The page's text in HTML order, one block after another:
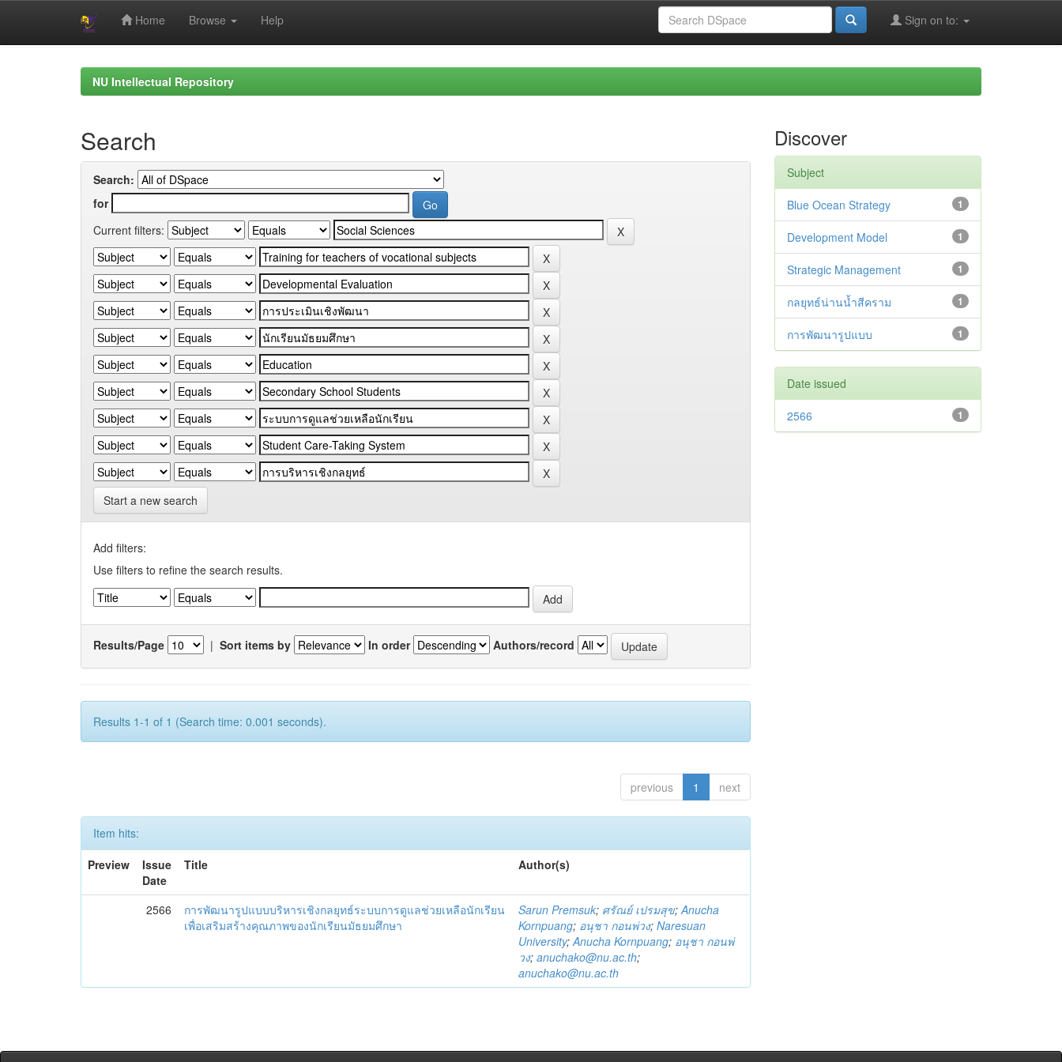
Home Browse Help Sign on to:
NU Intellectual Repository
Search
Search:
for
Current filters:
Start a new search
Add filters:
Use filters to refine the search results.
Results/Page | Sort items by In order Authors/record
Results 1-1 of 1 (Search time: 0.001 seconds).
previous 1 next
Item hits:
Preview
Issue
Date
Title Author(s)
2566
การพัฒนารูปแบบบริหารเชิงกลยุทธ์ระบบการดูแลช่วยเหลือนักเรียน
เพื่อเสริมสร้างคุณภาพของนักเรียนมัธยมศึกษา
Sarun Premsuk; ศรัณย์ เปรมสุข;Anucha
Kornpuang; อนุชา กอนพ่วง;Naresuan
University;Anucha Kornpuang; อนุชา กอนพ่
วง;anuchako@nu.ac.th;
anuchako@nu.ac.th
Discover
Subject
1
Blue Ocean Strategy
1
Development Model
1
Strategic Management
1
กลยุทธ์น่านน้ำสีคราม
1
การพัฒนารูปแบบ
Date issued
1
2566